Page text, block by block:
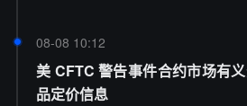
08-08 10:12
美 CFTC 警告事件合约市场有
品定价信息